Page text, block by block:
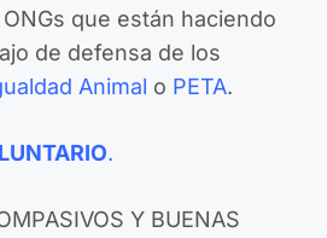
que están haciendo
de defensa de los
Animal o PETA.
.
Y BUENAS